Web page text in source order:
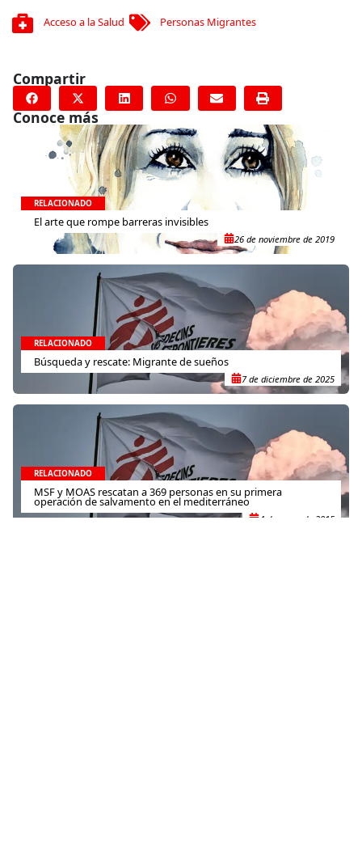
Acceso a la Salud Personas Migrantes
Compartir
Conoce más
RELACIONADO
El arte que rompe barreras invisibles
26 de noviembre de 2019
RELACIONADO
Búsqueda y rescate: Migrante de sueños
7 de diciembre de 2025
RELACIONADO
MSF y MOAS rescatan a 369 personas en su primera
operación de salvamento en el mediterráneo
4 de mayo de 2015